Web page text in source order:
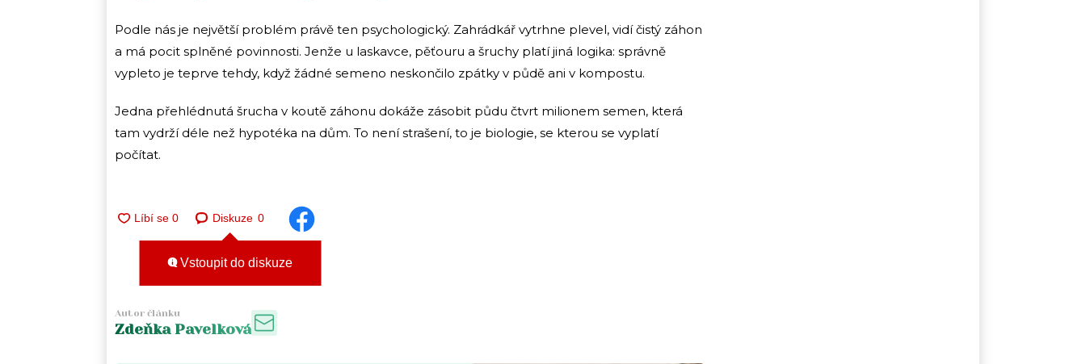
Podle nás je největší problém právě ten psychologický. Zahrádkář vytrhne plevel, vidí čistý záhon
a má pocit splněné povinnosti. Jenže u laskavce, pěťouru a šruchy platí jiná logika: správně
vypleto je teprve tehdy, když žádné semeno neskončilo zpátky v půdě ani v kompostu.
Jedna přehlédnutá šrucha v koutě záhonu dokáže zásobit půdu čtvrt milionem semen, která
tam vydrží déle než hypotéka na dům. To není strašení, to je biologie, se kterou se vyplatí
počítat.
Diskuze 0
Vstoupit do diskuze
Autor článku
Zdeňka Pavelková